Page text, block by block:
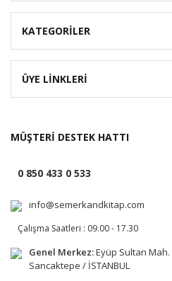
KATEGORİLER
ÜYE LİNKLERİ
MÜŞTERİ DESTEK HATTI
0 850 433 0 533
info@semerkandkitap.com
Çalışma Saatleri : 09.00 - 17.30
Genel Merkez:Eyüp Sultan Mah.
Sancaktepe / İSTANBUL